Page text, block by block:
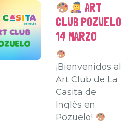
ART
CLUB POZUELO
14 MARZO
¡Bienvenidos al
Art Club de La
Casita de
Inglés en
Pozuelo!